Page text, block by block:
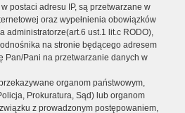
postaci adresu IP, są przetwarzane w
oraz wypełnienia obowiązków
administratorze(art.6 ust.1 lit.c RODO),
na stronie będącego adresem
Pan/Pani na przetwarzanie danych w
organom państwowym,
Prokuratura, Sąd) lub organom
z prowadzonym postępowaniem,